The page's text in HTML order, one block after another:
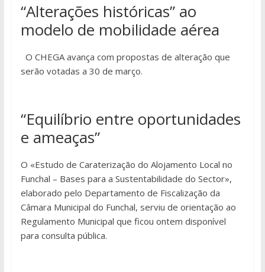
“Alterações históricas” ao
modelo de mobilidade aérea
O CHEGA avança com propostas de alteração que
serão votadas a 30 de março.
“Equilíbrio entre oportunidades
e ameaças”
O «Estudo de Caraterização do Alojamento Local no
Funchal – Bases para a Sustentabilidade do Sector»,
elaborado pelo Departamento de Fiscalização da
Câmara Municipal do Funchal, serviu de orientação ao
Regulamento Municipal que ficou ontem disponível
para consulta pública.